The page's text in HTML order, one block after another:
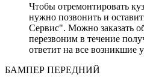
Чтобы отремонтировать
нужно позвонить и
Сервис". Можно заказать
перезвоним в течение
ответит на все возникшие
БАМПЕР ПЕРЕДНИЙ